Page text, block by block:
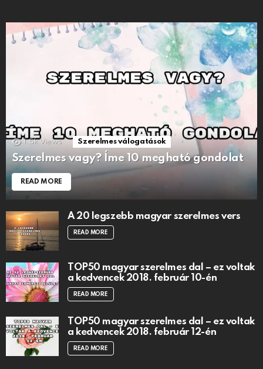
1.5k Views Szerelmes válogatások
Szerelmes vagy? Íme 10 megható gondolat
READ MORE
A 20 legszebb magyar szerelmes vers
READ MORE
TOP50 magyar szerelmes dal – ez voltak
a kedvencek 2018. február 10-én
READ MORE
TOP50 magyar szerelmes dal – ez voltak
a kedvencek 2018. február 12-én
READ MORE